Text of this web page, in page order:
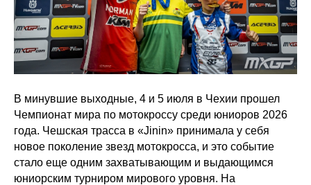
В минувшие выходные, 4 и 5 июля в Чехии прошел
Чемпионат мира по мотокроссу среди юниоров 2026
года. Чешская трасса в «Jinin» принимала у себя
новое поколение звезд мотокросса, и это событие
стало еще одним захватывающим и выдающимся
юниорским турниром мирового уровня. На